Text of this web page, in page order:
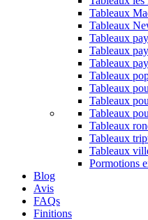
Tableaux
Tableaux
Tableaux
Tableaux
Tableaux
Tableaux
Tableaux
Tableaux
Tableaux
Tableaux
Tableaux
Tableaux
Pormotions
Blog
Avis
FAQs
Finitions